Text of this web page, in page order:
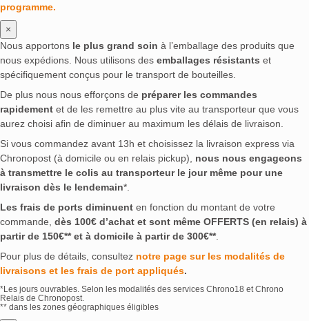
programme.
×
Nous apportons le plus grand soin à l’emballage des produits que
nous expédions. Nous utilisons des emballages résistants et
spécifiquement conçus pour le transport de bouteilles.
De plus nous nous efforçons de préparer les commandes
rapidement et de les remettre au plus vite au transporteur que vous
aurez choisi afin de diminuer au maximum les délais de livraison.
Si vous commandez avant 13h et choisissez la livraison express via
Chronopost (à domicile ou en relais pickup), nous nous engageons
à transmettre le colis au transporteur le jour même pour une
livraison dès le lendemain*.
Les frais de ports diminuent en fonction du montant de votre
commande, dès 100€ d’achat et sont même OFFERTS (en relais) à
partir de 150€** et à domicile à partir de 300€**.
Pour plus de détails, consultez notre page sur les modalités de
livraisons et les frais de port appliqués.
*Les jours ouvrables. Selon les modalités des services Chrono18 et Chrono
Relais de Chronopost.
** dans les zones géographiques éligibles